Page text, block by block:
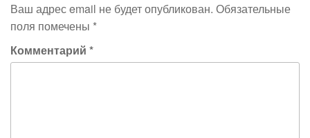
Ваш адрес email не будет опубликован. Обязательные
поля помечены *
Комментарий *